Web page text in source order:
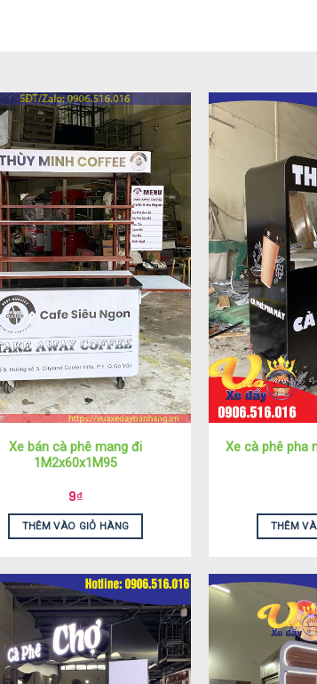
Xe bán cà phê mang đi
1M2x60x1M95
9₫
THÊM VÀO GIỎ HÀNG
Xe cà phê pha
THÊM